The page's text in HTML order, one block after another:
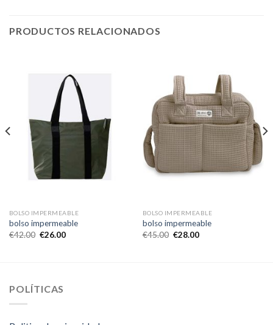
PRODUCTOS RELACIONADOS
BOLSO IMPERMEABLE
bolso impermeable
€42.00 €26.00
BOLSO IMPERMEABLE
bolso impermeable
€45.00 €28.00
POLÍTICAS